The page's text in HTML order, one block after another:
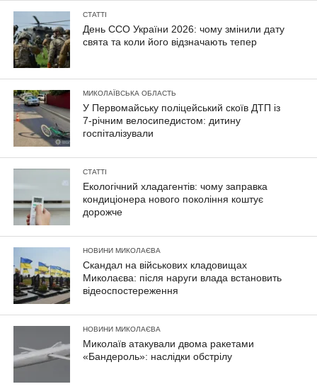
СТАТТІ
День ССО України 2026: чому змінили дату
свята та коли його відзначають тепер
МИКОЛАЇВСЬКА ОБЛАСТЬ
У Первомайську поліцейський скоїв ДТП із
7-річним велосипедистом: дитину
госпіталізували
СТАТТІ
Екологічний хладагентів: чому заправка
кондиціонера нового покоління коштує
дорожче
НОВИНИ МИКОЛАЄВА
Скандал на військових кладовищах
Миколаєва: після наруги влада встановить
відеоспостереження
НОВИНИ МИКОЛАЄВА
Миколаїв атакували двома ракетами
«Бандероль»: наслідки обстрілу